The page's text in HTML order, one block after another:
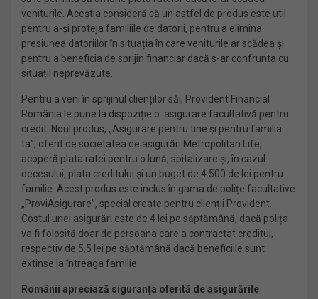
veniturile. Aceștia consideră că un astfel de produs este util
pentru a-și proteja familiile de datorii, pentru a elimina
presiunea datoriilor în situația în care veniturile ar scădea și
pentru a beneficia de sprijin financiar dacă s-ar confrunta cu
situații neprevăzute.
Pentru a veni în sprijinul clienților săi, Provident Financial
România le pune la dispoziție o asigurare facultativă pentru
credit. Noul produs, „Asigurare pentru tine și pentru familia
ta”, oferit de societatea de asigurări Metropolitan Life,
acoperă plata ratei pentru o lună, spitalizare și, în cazul
decesului, plata creditului și un buget de 4.500 de lei pentru
familie. Acest produs este inclus în gama de polițe facultative
„ProviAsigurare”, special create pentru clienții Provident.
Costul unei asigurări este de 4 lei pe săptămână, dacă polița
va fi folosită doar de persoana care a contractat creditul,
respectiv de 5,5 lei pe săptămână dacă beneficiile sunt
extinse la întreaga familie.
Românii apreciază siguranța oferită de asigurările